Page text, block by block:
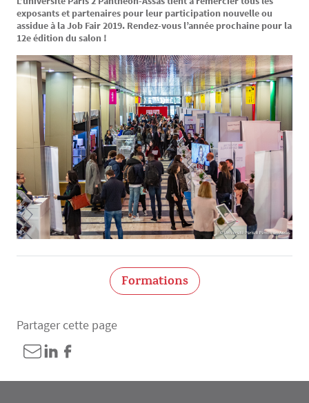
exposants et partenaires pour leur participation nouvelle ou
assidue à la Job Fair 2019. Rendez-vous l’année prochaine pour la
12e édition du salon !
Formations
Partager cette page